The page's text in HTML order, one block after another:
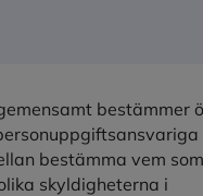
bestämmer
bestämma vem
skyldigheterna i